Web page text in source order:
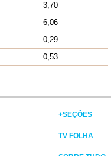
3,70
6,06
0,29
0,53
+SEÇÕES
TV FOLHA